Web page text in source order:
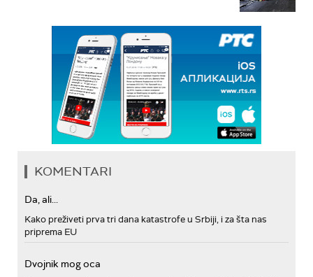
KOMENTARI
Da, ali...
Kako preživeti prva tri dana katastrofe u Srbiji, i za šta nas
priprema EU
Dvojnik mog oca